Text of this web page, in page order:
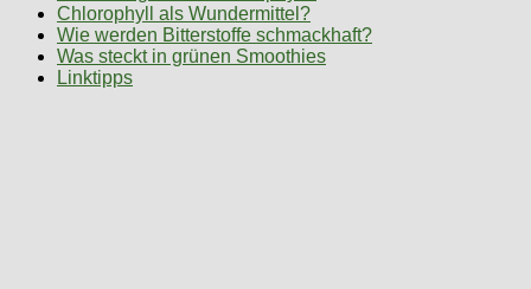
Chlorophyll als Wundermittel?
Wie werden Bitterstoffe schmackhaft?
Was steckt in grünen Smoothies
Linktipps